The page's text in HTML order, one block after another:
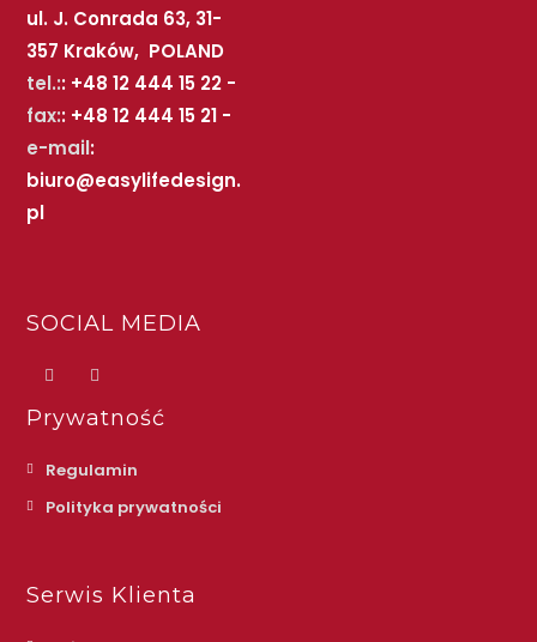
ul. J. Conrada 63, 31-
357 Kraków, POLAND
tel.:: +48 12 444 15 22 -
fax:: +48 12 444 15 21 -
e-mail:
biuro@easylifedesign.
pl
SOCIAL MEDIA
Prywatność
Regulamin
Polityka prywatności
Serwis Klienta